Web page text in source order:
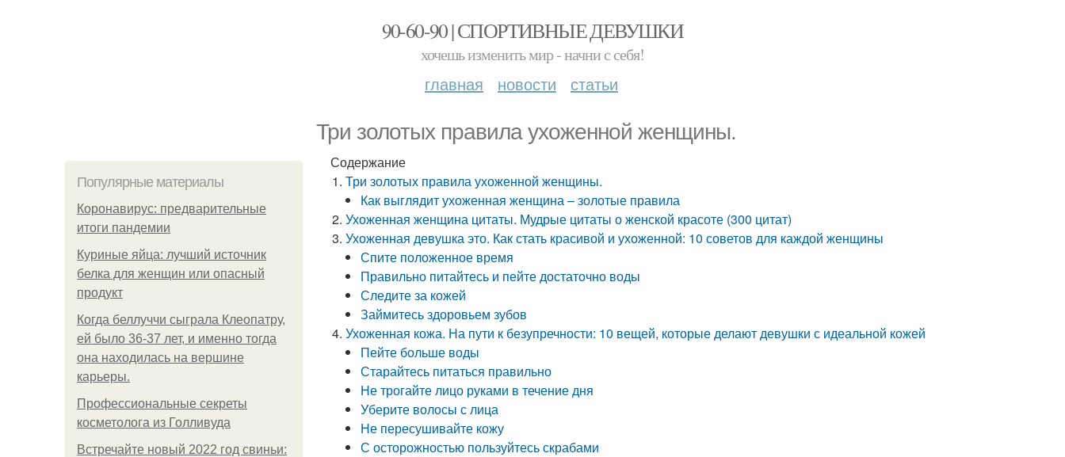
90-60-90 | СПОРТИВНЫЕ ДЕВУШКИ
хочешь изменить мир - начни с себя!
главная новости статьи
Три золотых правила ухоженной женщины.
Популярные материалы
Коронавирус: предварительные
итоги пандемии
Куриные яйца: лучший источник
белка для женщин или опасный
продукт
Когда беллуччи сыграла Клеопатру,
ей было 36-37 лет, и именно тогда
она находилась на вершине
карьеры.
Профессиональные секреты
косметолога из Голливуда
Встречайте новый 2022 год свиньи:
Содержание
Три золотых правила ухоженной женщины.
Как выглядит ухоженная женщина – золотые правила
Ухоженная женщина цитаты. Мудрые цитаты о женской красоте (300 цитат)
Ухоженная девушка это. Как стать красивой и ухоженной: 10 советов для каждой женщины
Спите положенное время
Правильно питайтесь и пейте достаточно воды
Следите за кожей
Займитесь здоровьем зубов
Ухоженная кожа. На пути к безупречности: 10 вещей, которые делают девушки с идеальной кожей
Пейте больше воды
Старайтесь питаться правильно
Не трогайте лицо руками в течение дня
Уберите волосы с лица
Не пересушивайте кожу
С осторожностью пользуйтесь скрабами